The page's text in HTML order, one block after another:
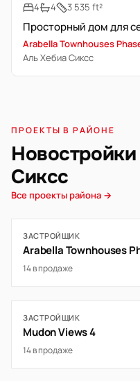
4
4 3 535 ft²
Просторный дом для
Arabella Townhouses
Аль Хебиа Сиксс
ПРОЕКТЫ В РАЙОНЕ
Сиксс
Все проекты района →
ЗАСТРОЙЩИК
Arabella Townhouses
14 в продаже
ЗАСТРОЙЩИК
Mudon Views 4
14 в продаже